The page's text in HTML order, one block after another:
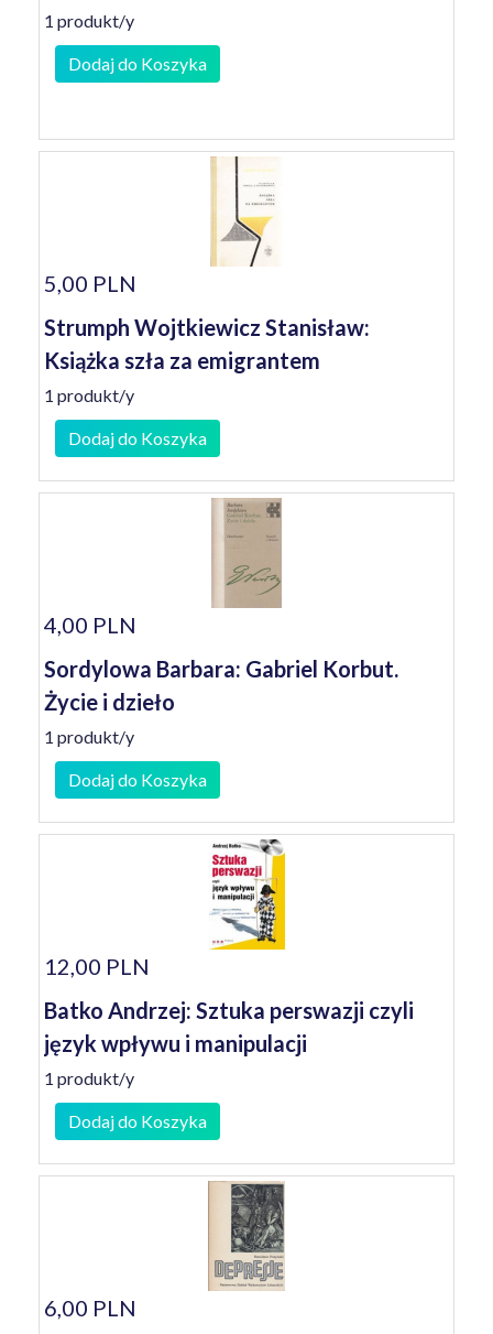
1 produkt/y
Dodaj do Koszyka
5,00 PLN
Strumph Wojtkiewicz Stanisław:
Książka szła za emigrantem
1 produkt/y
Dodaj do Koszyka
4,00 PLN
Sordylowa Barbara: Gabriel Korbut.
Życie i dzieło
1 produkt/y
Dodaj do Koszyka
12,00 PLN
Batko Andrzej: Sztuka perswazji czyli
język wpływu i manipulacji
1 produkt/y
Dodaj do Koszyka
6,00 PLN